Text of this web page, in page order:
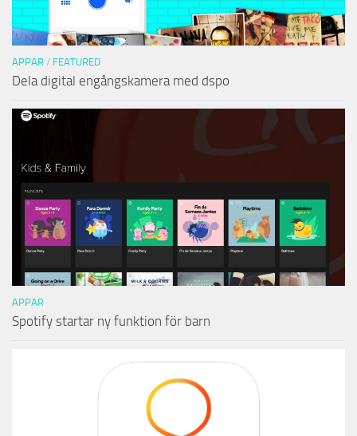
APPAR / FEATURED
Dela digital engångskamera med dspo
APPAR
Spotify startar ny funktion för barn